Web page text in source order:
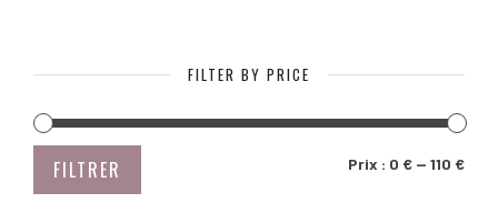
FILTER BY PRICE
PRIX
MIN
PRIX
MAX
FILTRER Prix : 0 € — 110 €